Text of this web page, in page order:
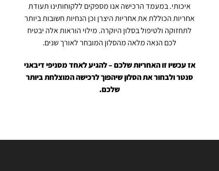
איכותי. במעמד הרכישה אנו מספקים ללקוחותינו תעודת
אחריות הכוללת את אחריות היצרן וכן הנחיות חשובות ביותר
לתחזוקה ולטיפול בסלון היוקרה. מילוי הוראות אלה יבטיח
לכם הנאה מלאה מהסלון המובחר לאורך שנים.
אז עכשיו זו האחריות שלכם – להגיע לאחד מסניפי דיבאני
סנטר ולבחור את הסלון שיהפוך לרכישה המוצלחת ביותר
שלכם.